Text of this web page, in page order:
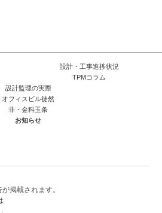
設計・工事進捗状況
TPMコラム
設計監理の実際
オフィスビル徒然
非・金科玉条
お知らせ
掲載されます。